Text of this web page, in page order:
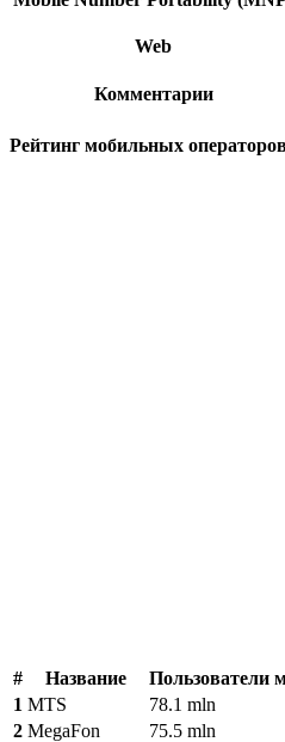
Web
Комментарии
Рейтинг мобильных
# Название
Пользователи
1 MTS
78.1 mln
2 MegaFon
75.5 mln